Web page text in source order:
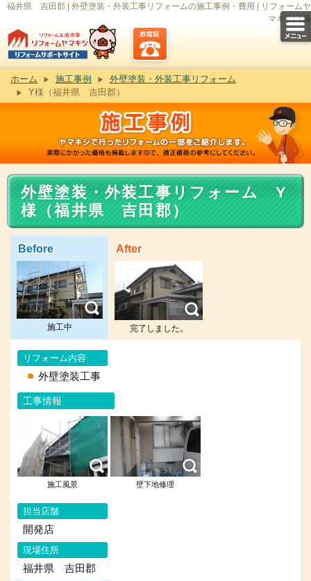
福井県 吉田郡 | 外壁塗装・外装工事リフォームの施工事例・費用 | リフォームヤ
マキシ| Y様
ホーム 施工事例
外壁塗装・外装工事リフォーム
Y様（福井県 吉田郡）
外壁塗装・外装工事リフォーム Y
様（福井県 吉田郡）
Before
施工中 完了しました。
リフォーム内容
外壁塗装工事
工事情報
施工風景 壁下地修理
担当店舗
開発店
現場住所
福井県 吉田郡